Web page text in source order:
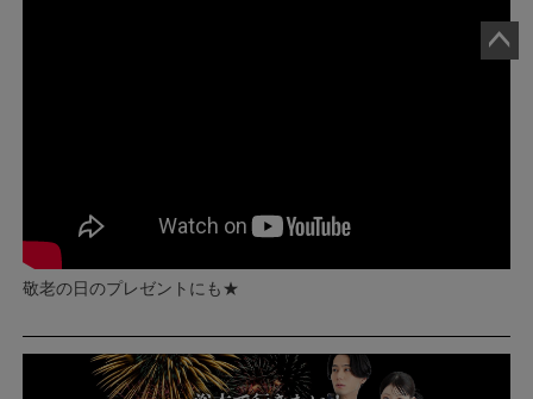
敬老の日のプレゼントにも★